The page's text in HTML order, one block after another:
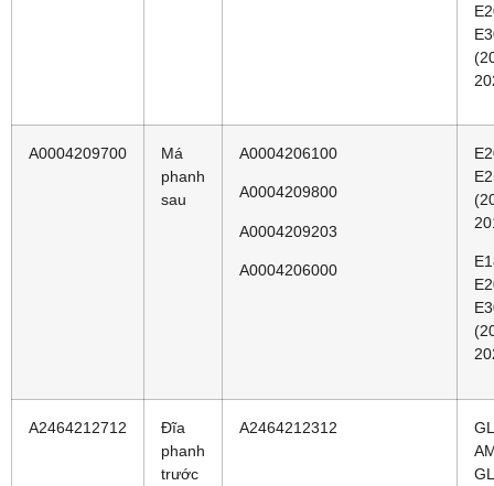
A0004209700
Má
phanh
sau
A0004206100
A0004209800
A0004209203
A0004206000
A2464212712
Đĩa
phanh
trước
A2464212312